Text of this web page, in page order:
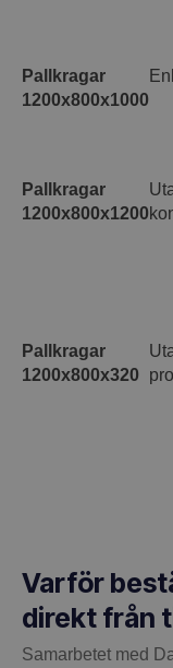
Pallkragar
1200x800x1000
Pallkragar
1200x800x1200
Pallkragar
1200x800x320
Varför
direkt från
Samarbetet med